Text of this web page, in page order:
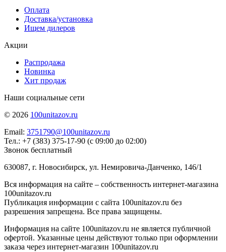
Оплата
Доставка/установка
Ищем дилеров
Акции
Распродажа
Новинка
Хит продаж
Наши социальные сети
© 2026 100unitazov.ru
Email: 3751790@100unitazov.ru
Тел.: +7 (383) 375-17-90 (с 09:00 до 02:00)
Звонок бесплатный
630087, г. Новосибирск, ул. Немировича-Данченко, 146/1
Вся информация на сайте – собственность интернет-магазина
100unitazov.ru
Публикация информации с сайта 100unitazov.ru без
разрешения запрещена. Все права защищены.
Информация на сайте 100unitazov.ru не является публичной
офертой. Указанные цены действуют только при оформлении
заказа через интернет-магазин 100unitazov.ru